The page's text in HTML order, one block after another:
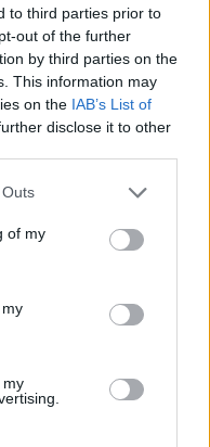
to third parties prior to
out of the further
by third parties on the
This information may
on the IAB’s List of
disclose it to other
one or more Google
You may click to
its third-party tags to
in below Google
of my
my
έκτοτε και
στιγμή θα αναδειχθούν
τα υπουργικά
σαν μαγαζί τους και
φυσιολογικό αυτό ώστε